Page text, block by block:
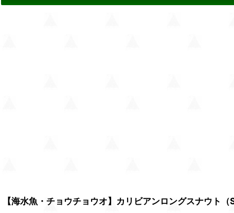
【海水魚・チョウチョウオ】カリビアンロングスナウ